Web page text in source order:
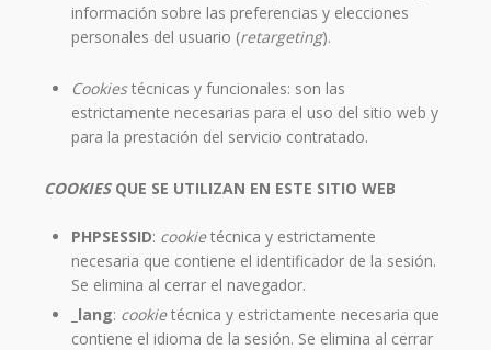
información sobre las preferencias y elecciones
personales del usuario (retargeting).
Cookiestécnicas y funcionales: son las
estrictamente necesarias para el uso del sitio web y
para la prestación del servicio contratado.
COOKIESQUE SE UTILIZAN EN ESTE SITIO WEB
PHPSESSID: cookietécnica y estrictamente
necesaria que contiene el identificador de la sesión.
Se elimina al cerrar el navegador.
_lang: cookietécnica y estrictamente necesaria que
contiene el idioma de la sesión. Se elimina al cerrar